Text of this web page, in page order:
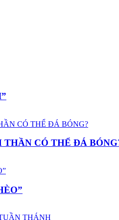
CÓ THỂ ĐÁ